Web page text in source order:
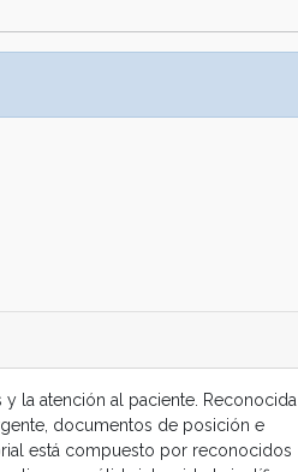
la atención al paciente. Reconocida
documentos de posición e
está compuesto por reconocidos